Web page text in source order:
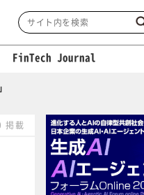
FinTech Journal
掲載